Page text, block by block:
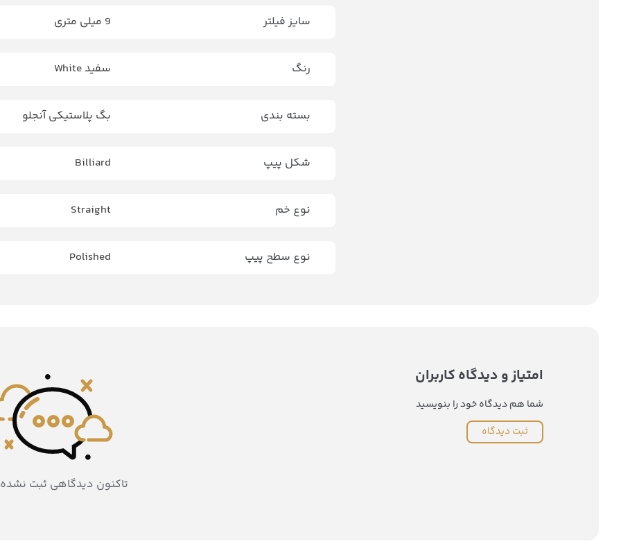
سایز فیلتر 9 میلی متری
رنگ سفید White
بسته بندی بگ پلاستیکی آنجلو
شکل پیپ Billiard
نوع خم Straight
نوع سطح پیپ Polished
امتیاز و دیدگاه کاربران
شما هم دیدگاه خود را بنویسید
ثبت دیدگاه
تاکنون دیدگاهی ثبت